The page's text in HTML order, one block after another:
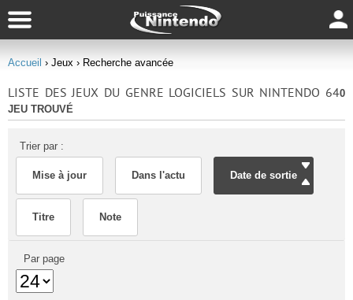
Accueil › Jeux › Recherche avancée
LISTE DES JEUX DU GENRE LOGICIELS SUR NINTENDO 640
JEU TROUVÉ
Trier par :
Mise à jour Dans l'actu Date de sortie
Titre Note
Par page